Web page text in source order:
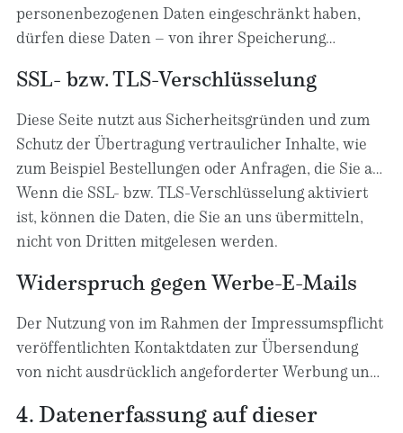
personenbezogenen Daten eingeschränkt haben,
dürfen diese Daten – von ihrer Speicherung
Geltendmachung, Ausübung oder Verteidigung von
Rechtsansprüchen oder zum Schutz der Rechte
einer anderen natürlichen oder juristischen Person
oder aus Gründen eines wichtigen öffentlichen
Interesses der Europäischen Union oder eines
Mitgliedstaats verarbeitet werden.
SSL- bzw. TLS-Verschlüsselung
Diese Seite nutzt aus Sicherheitsgründen und zum
Schutz der Übertragung vertraulicher Inhalte, wie
zum Beispiel Bestellungen oder Anfragen, die Sie an
uns als Seitenbetreiber senden, eine SSL- bzw. TLS-
Verschlüsselung. Eine verschlüsselte Verbindung
erkennen Sie daran, dass die Adresszeile des
dem Schloss-Symbol in Ihrer Browserzeile.
Wenn die SSL- bzw. TLS-Verschlüsselung aktiviert
ist, können die Daten, die Sie an uns übermitteln,
nicht von Dritten mitgelesen werden.
Widerspruch gegen Werbe-E-Mails
Der Nutzung von im Rahmen der Impressumspflicht
veröffentlichten Kontaktdaten zur Übersendung
von nicht ausdrücklich angeforderter Werbung und
widersprochen. Die Betreiber der Seiten behalten
4. Datenerfassung auf dieser